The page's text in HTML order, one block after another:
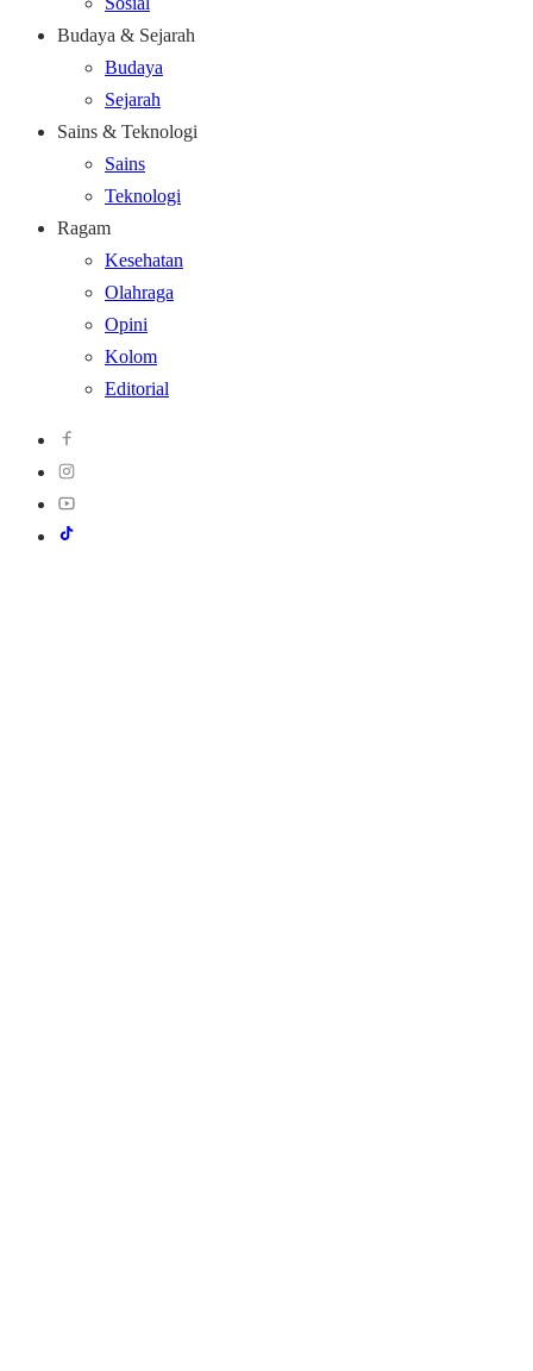
Budaya & Sejarah
Budaya
Sejarah
Sains & Teknologi
Sains
Teknologi
Ragam
Kesehatan
Olahraga
Opini
Kolom
Editorial